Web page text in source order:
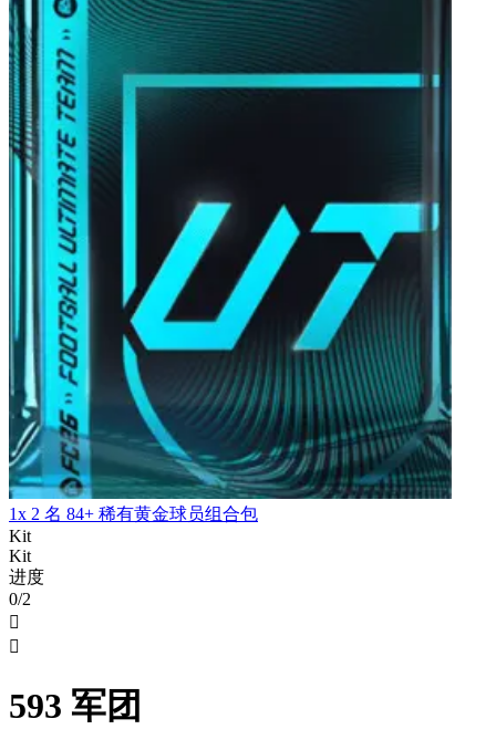
1x 2 名 84+ 稀有黄金球员组合包
Kit
Kit
进度
0/2


593 军团